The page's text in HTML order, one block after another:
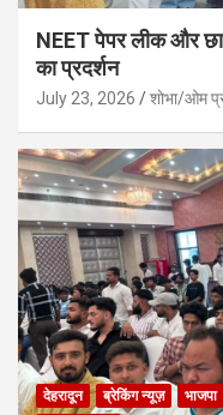
NEET पेपर लीक और
का प्रदर्शन
July 23, 2026 शोभा/ओम
देहरादून ब्रेकिंग न्यूज़ भाजपा